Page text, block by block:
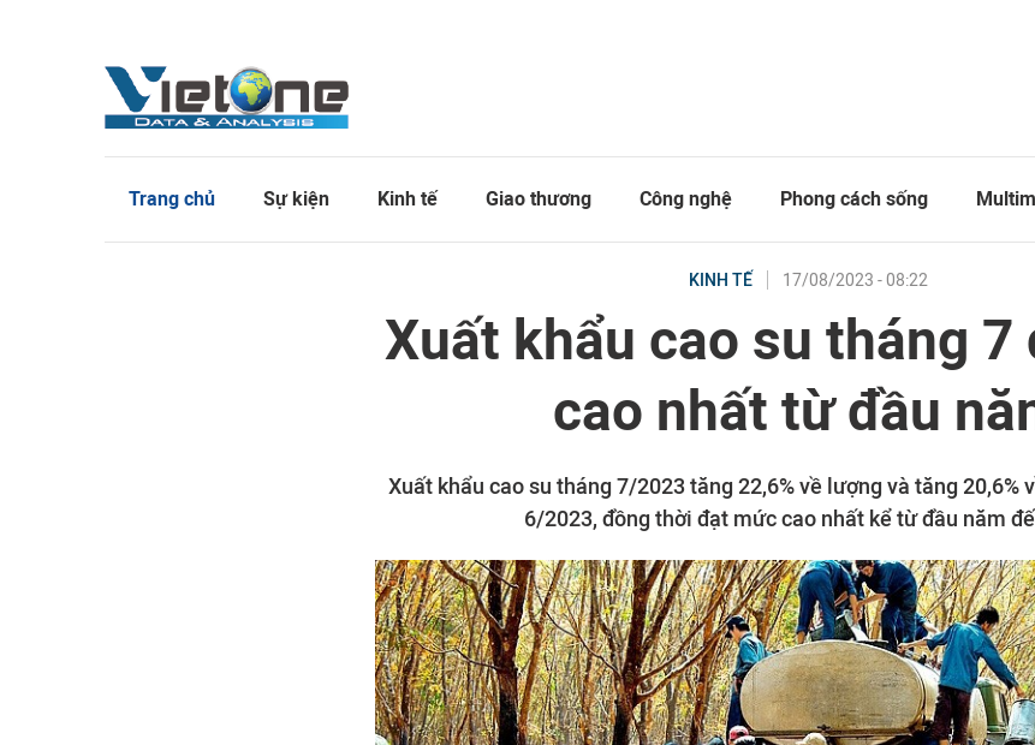
Trang chủ Sự kiện Kinh tế Giao thương Công nghệ Phong cách sống
KINH TẾ 17/08/2023 - 08:22
Xuất khẩu cao su tháng 7
cao nhất từ đầu
Xuất khẩu cao su tháng 7/2023 tăng 22,6% về lượng và tăng 20,6%
6/2023, đồng thời đạt mức cao nhất kể từ đầu năm